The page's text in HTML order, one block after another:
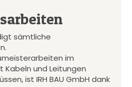
sämtliche
im
Kabeln und Leitungen
ist IRH BAU GmbH dank